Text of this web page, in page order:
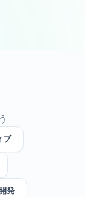
ブ
発